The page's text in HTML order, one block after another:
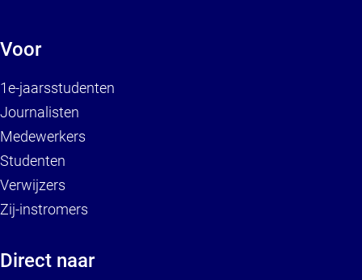
Voor
1e-jaarsstudenten
Journalisten
Medewerkers
Studenten
Verwijzers
Zij-instromers
Direct naar